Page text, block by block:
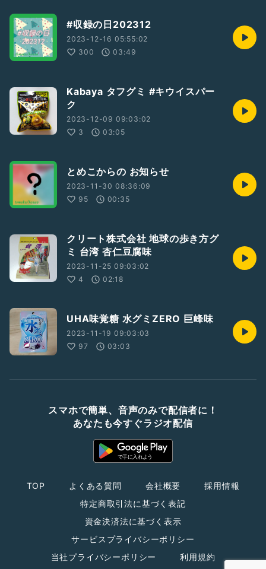
#収録の日202312
2023-12-16 05:55:02
300
03:49
Kabaya タフグミ #キウイスパー
ク
2023-12-09 09:03:02
3
03:05
とめこからの お知らせ
2023-11-30 08:36:09
95
00:35
クリート株式会社 地球の歩き方グ
ミ 台湾 杏仁豆腐味
2023-11-25 09:03:02
4
02:18
UHA味覚糖 水グミZERO 巨峰味
2023-11-19 09:03:03
97
03:03
スマホで簡単、音声のみで配信者に！
あなたも今すぐラジオ配信
TOP よくある質問 会社概要
採用情報
特定商取引法に基づく表記
資金決済法に基づく表示
サービスプライバシーポリシー
当社プライバシーポリシー
利用規約